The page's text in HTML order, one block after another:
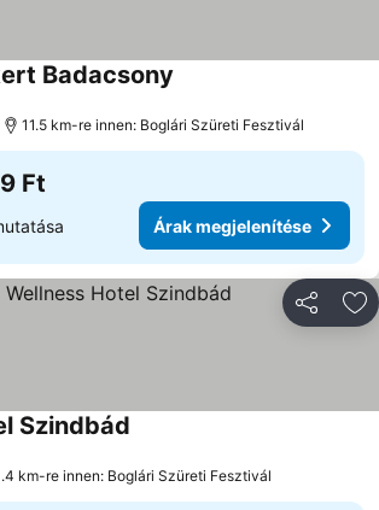
Badacsony
11.5 km-re innen: Boglári Szüreti Fesztivál
Ft
Árak megjelenítése
Szindbád
km-re innen: Boglári Szüreti Fesztivál